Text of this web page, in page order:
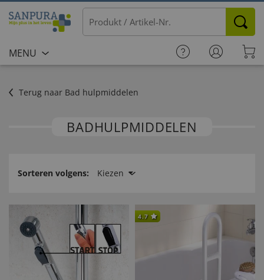
MENU
Terug naar Bad hulpmiddelen
BADHULP­MIDDELEN
Sorteren volgens: Kiezen
4.7